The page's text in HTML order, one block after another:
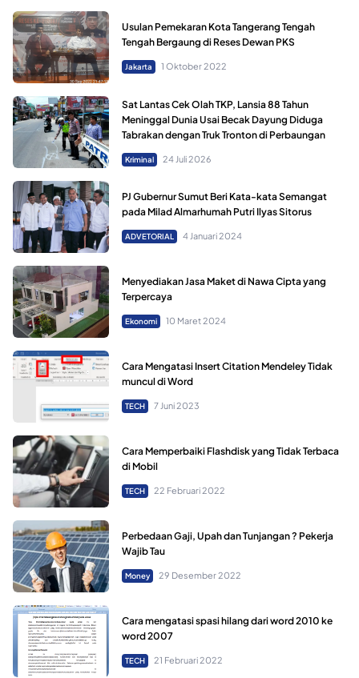
Usulan Pemekaran Kota Tangerang Tengah
Tengah Bergaung di Reses Dewan PKS
Jakarta 1 Oktober 2022
Sat Lantas Cek Olah TKP, Lansia 88 Tahun
Meninggal Dunia Usai Becak Dayung Diduga
Tabrakan dengan Truk Tronton di Perbaungan
Kriminal 24 Juli 2026
PJ Gubernur Sumut Beri Kata-kata Semangat
pada Milad Almarhumah Putri Ilyas Sitorus
ADVETORIAL 4 Januari 2024
Menyediakan Jasa Maket di Nawa Cipta yang
Terpercaya
Ekonomi 10 Maret 2024
Cara Mengatasi Insert Citation Mendeley Tidak
muncul di Word
TECH 7 Juni 2023
Cara Memperbaiki Flashdisk yang Tidak Terbaca
di Mobil
TECH 22 Februari 2022
Perbedaan Gaji, Upah dan Tunjangan ? Pekerja
Wajib Tau
Money 29 Desember 2022
Cara mengatasi spasi hilang dari word 2010 ke
word 2007
TECH 21 Februari 2022